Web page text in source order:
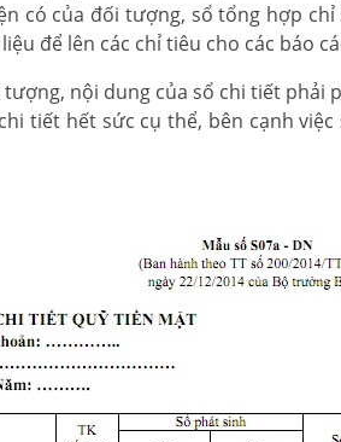
có của đối tượng, sổ tổng hợp
để lên các chỉ tiêu cho các báo
nội dung của sổ chi tiết phải
tiết hết sức cụ thể, bên cạnh